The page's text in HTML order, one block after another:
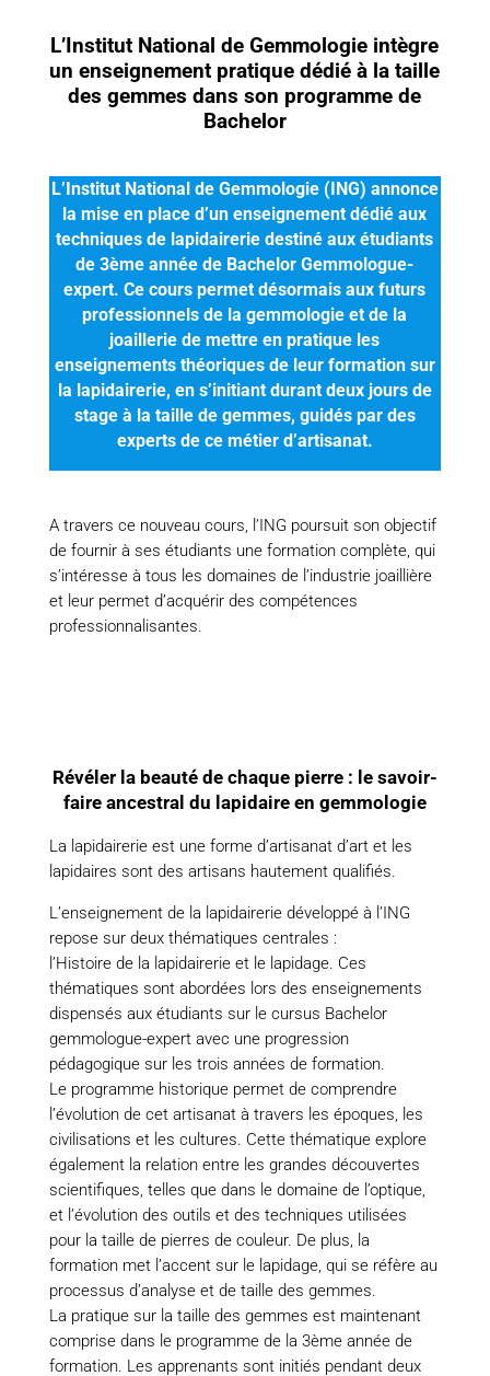
L’Institut National de Gemmologie intègre
un enseignement pratique dédié à la taille
des gemmes dans son programme de
Bachelor
L’Institut National de Gemmologie (ING) annonce
la mise en place d’un enseignement dédié aux
techniques de lapidairerie destiné aux étudiants
de 3ème année de Bachelor Gemmologue-
expert. Ce cours permet désormais aux futurs
professionnels de la gemmologie et de la
joaillerie de mettre en pratique les
enseignements théoriques de leur formation sur
la lapidairerie, en s’initiant durant deux jours de
stage à la taille de gemmes, guidés par des
experts de ce métier d’artisanat.
A travers ce nouveau cours, l’ING poursuit son objectif
de fournir à ses étudiants une formation complète, qui
s’intéresse à tous les domaines de l’industrie joaillière
et leur permet d’acquérir des compétences
professionnalisantes.
Révéler la beauté de chaque pierre : le savoir-
faire ancestral du lapidaire en gemmologie
La lapidairerie est une forme d’artisanat d’art et les
lapidaires sont des artisans hautement qualifiés.
L’enseignement de la lapidairerie développé à l’ING
repose sur deux thématiques centrales :
l’Histoire de la lapidairerie et le lapidage. Ces
thématiques sont abordées lors des enseignements
dispensés aux étudiants sur le cursus Bachelor
gemmologue-expert avec une progression
pédagogique sur les trois années de formation.
Le programme historique permet de comprendre
l’évolution de cet artisanat à travers les époques, les
civilisations et les cultures. Cette thématique explore
également la relation entre les grandes découvertes
scientifiques, telles que dans le domaine de l’optique,
et l’évolution des outils et des techniques utilisées
pour la taille de pierres de couleur. De plus, la
formation met l’accent sur le lapidage, qui se réfère au
processus d’analyse et de taille des gemmes.
La pratique sur la taille des gemmes est maintenant
comprise dans le programme de la 3ème année de
formation. Les apprenants sont initiés pendant deux